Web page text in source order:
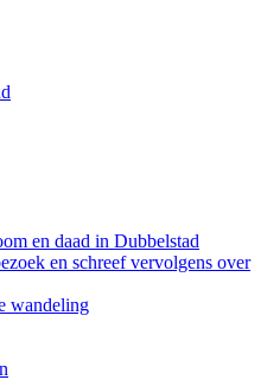
en daad in Dubbelstad
en schreef vervolgens over
wandeling